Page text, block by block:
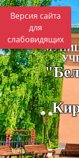
Версия сайта
для
слабовидящих